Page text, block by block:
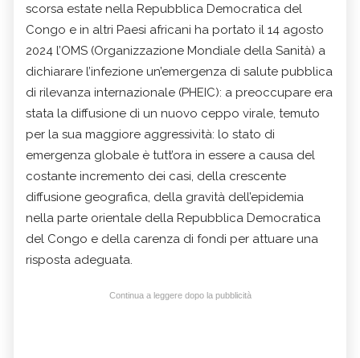
scorsa estate nella Repubblica Democratica del
Congo e in altri Paesi africani ha portato il 14 agosto
2024 l’OMS (Organizzazione Mondiale della Sanità) a
dichiarare l’infezione un’emergenza di salute pubblica
di rilevanza internazionale (PHEIC): a preoccupare era
stata la diffusione di un nuovo ceppo virale, temuto
per la sua maggiore aggressività: lo stato di
emergenza globale è tutt’ora in essere a causa del
costante incremento dei casi, della crescente
diffusione geografica, della gravità dell’epidemia
nella parte orientale della Repubblica Democratica
del Congo e della carenza di fondi per attuare una
risposta adeguata.
Continua a leggere dopo la pubblicità